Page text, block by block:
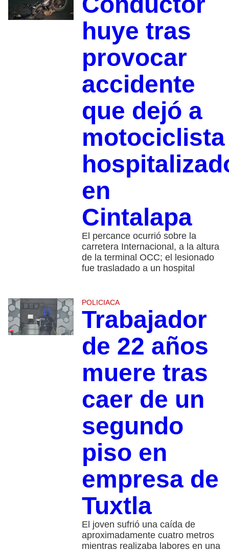
huye tras
provocar
accidente
que dejó a
motociclista
en
Cintalapa
El percance ocurrió sobre la
carretera Internacional, a la altura
de la terminal OCC; el lesionado
fue trasladado a un hospital
POLICIACA
Trabajador
de 22 años
muere tras
caer de un
segundo
piso en
empresa de
Tuxtla
El joven sufrió una caída de
aproximadamente cuatro metros
mientras realizaba labores en una